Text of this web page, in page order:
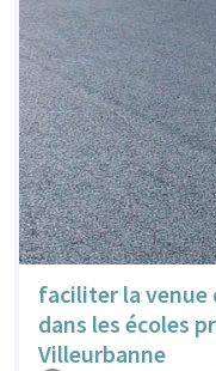
faciliter la
dans les écoles
Villeurbanne